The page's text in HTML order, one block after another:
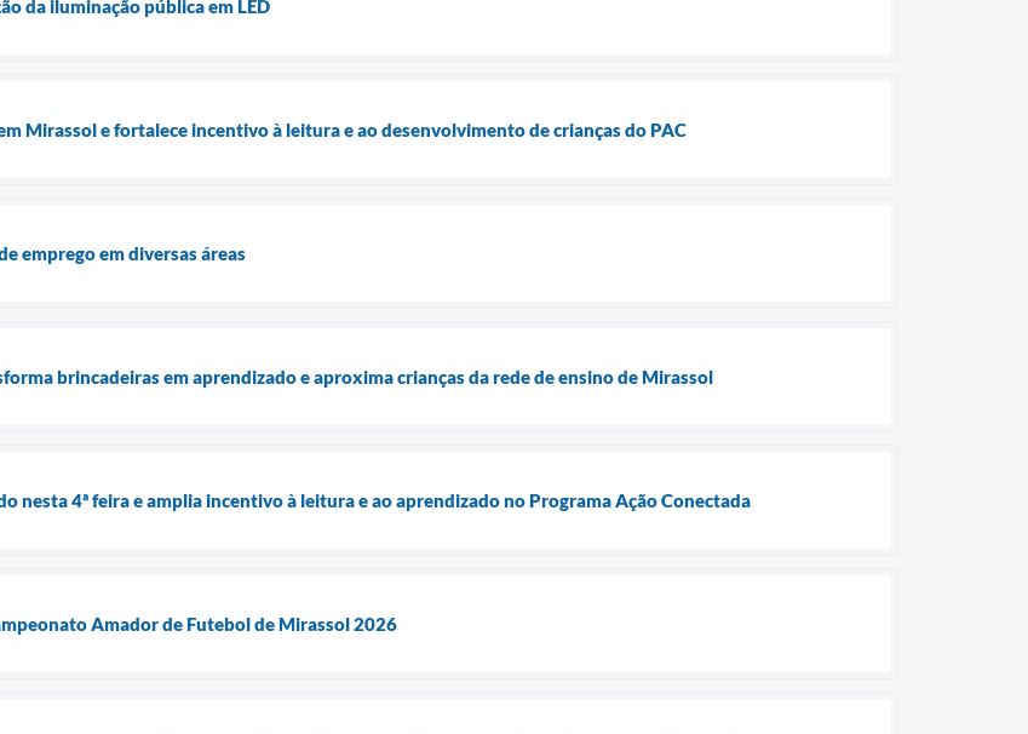
da iluminação pública em LED
Mirassol e fortalece incentivo à leitura e ao desenvolvimento de crianças do PAC
emprego em diversas áreas
brincadeiras em aprendizado e aproxima crianças da rede de ensino de Mirassol
nesta 4ª feira e amplia incentivo à leitura e ao aprendizado no Programa Ação Conectada
Amador de Futebol de Mirassol 2026